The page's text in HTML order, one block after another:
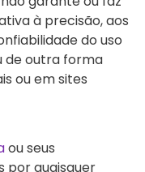
à precisão, aos
do uso
de outra forma
ou em sites
ou seus
​​por quaisquer